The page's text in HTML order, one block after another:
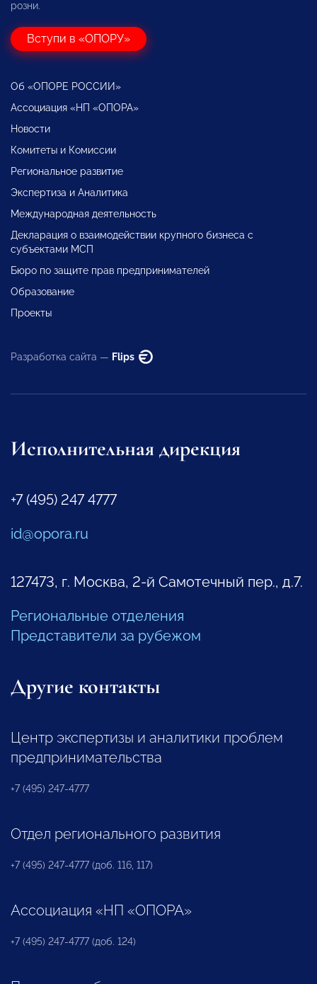
розни.
Вступи в «ОПОРУ»
Об «ОПОРЕ РОССИИ»
Ассоциация «НП «ОПОРА»
Новости
Комитеты и Комиссии
Региональное развитие
Экспертиза и Аналитика
Международная деятельность
Декларация о взаимодействии крупного бизнеса с
субъектами МСП
Бюро по защите прав предпринимателей
Образование
Проекты
Разработка сайта — Flips
Исполнительная дирекция
+7 (495) 247 4777
id@opora.ru
127473, г. Москва, 2-й Самотечный пер., д.7.
Региональные отделения
Представители за рубежом
Другие контакты
Центр экспертизы и аналитики проблем
предпринимательства
+7 (495) 247-4777
Отдел регионального развития
+7 (495) 247-4777 (доб. 116, 117)
Ассоциация «НП «ОПОРА»
+7 (495) 247-4777 (доб. 124)